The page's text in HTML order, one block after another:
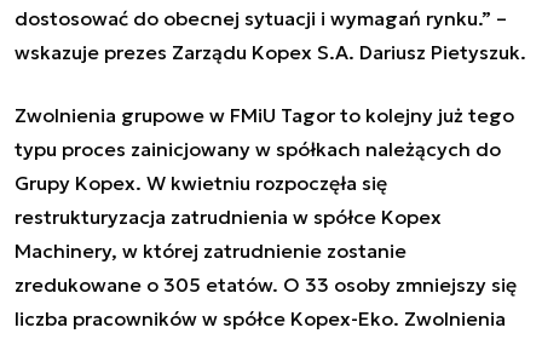
dostosować do obecnej sytuacji i wymagań rynku.” –
wskazuje prezes Zarządu Kopex S.A. Dariusz Pietyszuk.
Zwolnienia grupowe w FMiU Tagor to kolejny już tego
typu proces zainicjowany w spółkach należących do
Grupy Kopex. W kwietniu rozpoczęła się
restrukturyzacja zatrudnienia w spółce Kopex
Machinery, w której zatrudnienie zostanie
zredukowane o 305 etatów. O 33 osoby zmniejszy się
liczba pracowników w spółce Kopex-Eko. Zwolnienia